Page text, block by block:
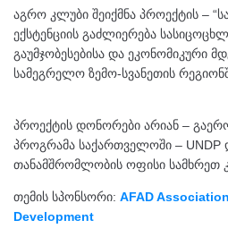
აგრო კლუბი შეიქმნა პროექტის –
ექსტენციის გაძლიერება
გაუმჯობესებისა და ეკონომიკური
სამეგრელო ზემო-სვანეთის
პროექტის დონორები არიან –
პროგრამა საქართველოში – UNDP
თანამშრომლობის ოფისი სამხრეთ
თემის სპონსორი: AFAD
Development